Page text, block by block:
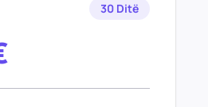
30 Ditë